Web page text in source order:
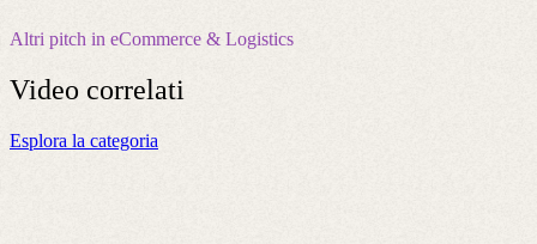
Altri pitch in eCommerce & Logistics
Video correlati
Esplora la categoria